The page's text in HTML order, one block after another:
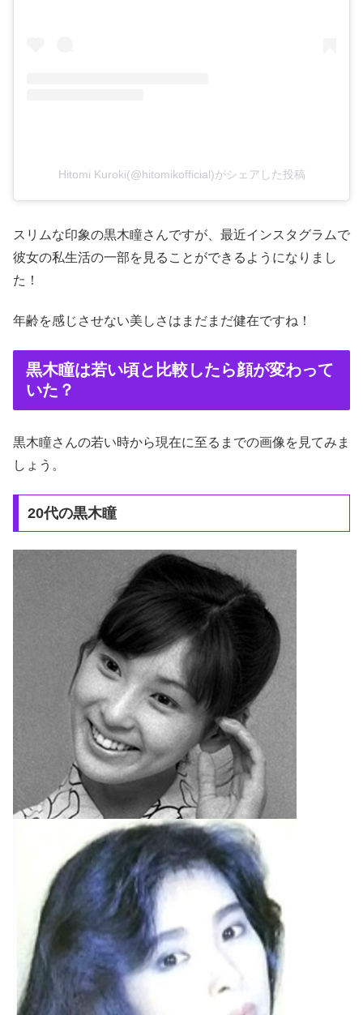
Hitomi Kuroki(@hitomikofficial)がシェアした投稿
スリムな印象の黒木瞳さんですが、最近インスタグラムで
彼女の私生活の一部を見ることができるようになりまし
た！
年齢を感じさせない美しさはまだまだ健在ですね！
黒木瞳は若い頃と比較したら顔が変わって
いた？
黒木瞳さんの若い時から現在に至るまでの画像を見てみま
しょう。
20代の黒木瞳